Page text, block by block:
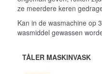
ze meerdere keren
Kan in de wasmachine op
wasmiddel gewassen
TÅLER MASKINVASK